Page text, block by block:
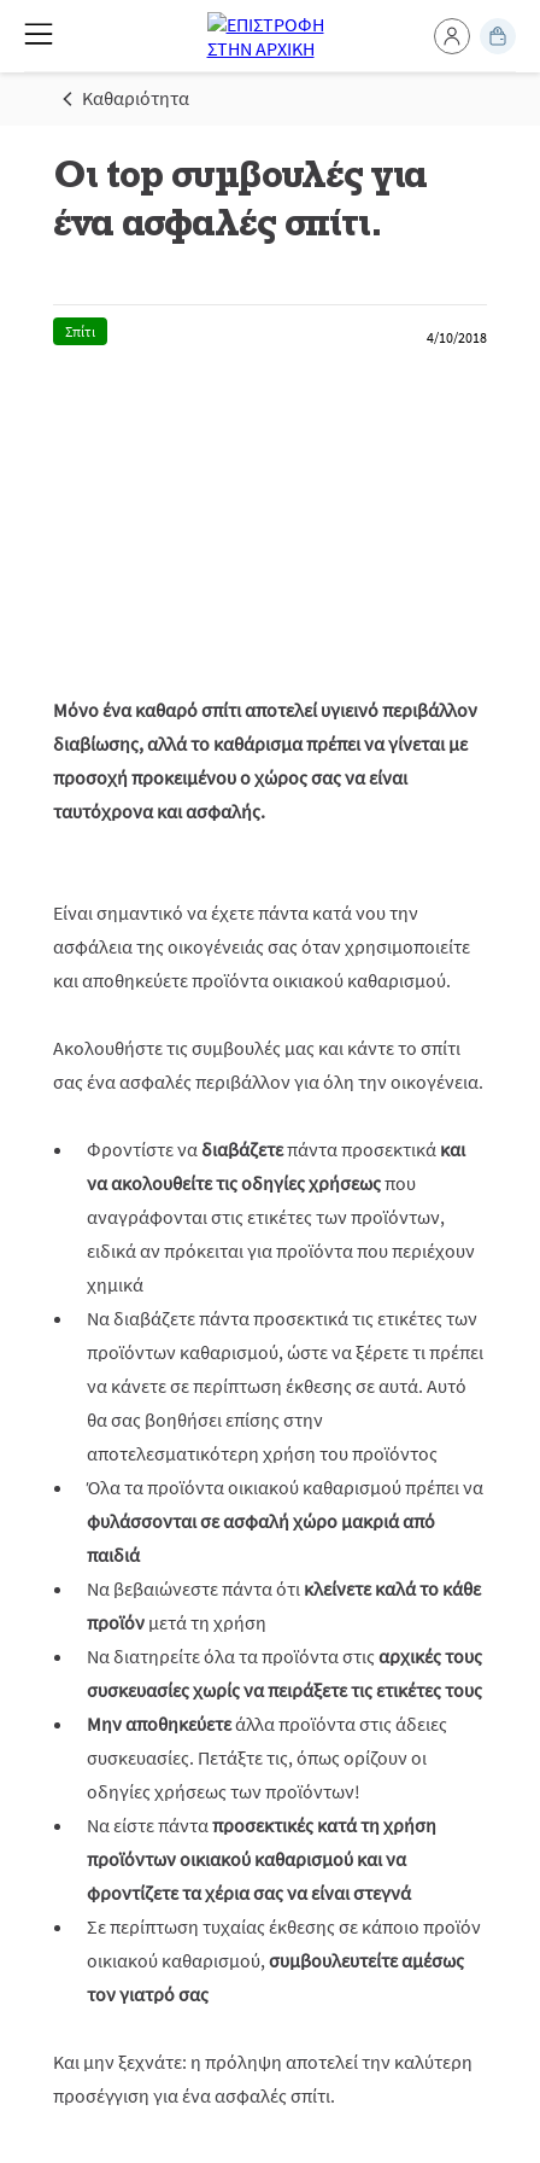
Καθαριότητα
Οι top συμβουλές για
ένα ασφαλές σπίτι.
Σπίτι 4/10/2018
Μόνο ένα καθαρό σπίτι αποτελεί υγιεινό περιβάλλον
διαβίωσης, αλλά το καθάρισμα πρέπει να γίνεται με
προσοχή προκειμένου ο χώρος σας να είναι
ταυτόχρονα και ασφαλής.
Είναι σημαντικό να έχετε πάντα κατά νου την
ασφάλεια της οικογένειάς σας όταν χρησιμοποιείτε
και αποθηκεύετε προϊόντα οικιακού καθαρισμού.
Ακολουθήστε τις συμβουλές μας και κάντε το σπίτι
σας ένα ασφαλές περιβάλλον για όλη την οικογένεια.
Φροντίστε ναδιαβάζετεπάντα προσεκτικά και
να ακολουθείτε τις οδηγίες χρήσεωςπου
αναγράφονται στις ετικέτες των προϊόντων,
ειδικά αν πρόκειται για προϊόντα που περιέχουν
χημικά
Να διαβάζετε πάντα προσεκτικά τις ετικέτες των
προϊόντων καθαρισμού, ώστε να ξέρετε τι πρέπει
να κάνετε σε περίπτωση έκθεσης σε αυτά. Αυτό
θα σας βοηθήσει επίσης στην
αποτελεσματικότερη χρήση του προϊόντος
Όλα τα προϊόντα οικιακού καθαρισμού πρέπει να
φυλάσσονται σε ασφαλή χώρο μακριά από
παιδιά
Να βεβαιώνεστε πάντα ότι κλείνετε καλά το κάθε
προϊόν μετά τη χρήση
Να διατηρείτε όλα τα προϊόντα στιςαρχικές τους
συσκευασίες χωρίς να πειράξετε τις ετικέτες τους
Μην αποθηκεύετεάλλα προϊόντα στις άδειες
συσκευασίες. Πετάξτε τις, όπως ορίζουν οι
οδηγίες χρήσεως των προϊόντων!
Να είστε πάνταπροσεκτικές κατά τη χρήση
προϊόντων οικιακού καθαρισμού και να
φροντίζετε τα χέρια σας να είναι στεγνά
Σε περίπτωση τυχαίας έκθεσης σε κάποιο προϊόν
οικιακού καθαρισμού,συμβουλευτείτε αμέσως
τον γιατρό σας
Και μην ξεχνάτε: η πρόληψη αποτελεί την καλύτερη
προσέγγιση για ένα ασφαλές σπίτι.